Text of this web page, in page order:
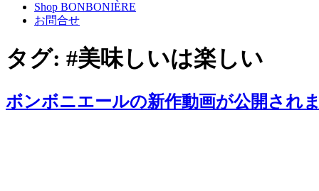
Shop BONBONIÈRE
お問合せ
タグ: #美味しいは楽しい
ボンボニエールの新作動画が公開され